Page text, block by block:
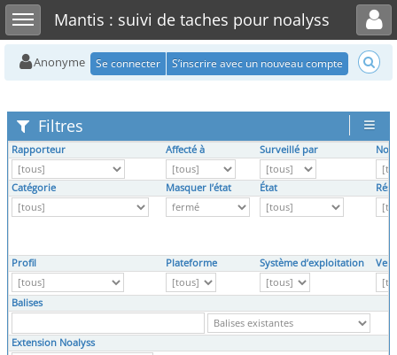
Toggle sidebarMantis : suivi de taches pour noalyss
Toggle user menu
Anonyme Se connecter S’inscrire avec un nouveau compte
Filtres
Rapporteur Affecté à Surveillé par
Catégorie Masquer l’état État
Profil Plateforme Système d’exploitation
Balises
Extension Noalyss